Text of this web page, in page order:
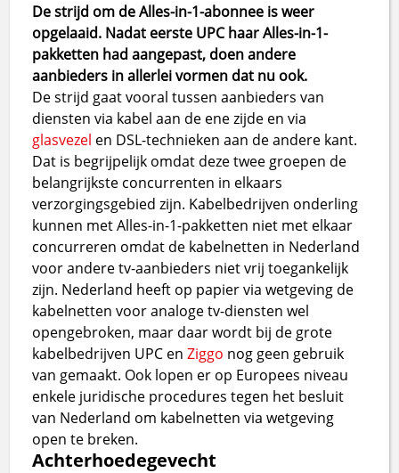
De strijd om de Alles-in-1-abonnee is weer
opgelaaid. Nadat eerste UPC haar Alles-in-1-
pakketten had aangepast, doen andere
aanbieders in allerlei vormen dat nu ook.
De strijd gaat vooral tussen aanbieders van
diensten via kabel aan de ene zijde en via
glasvezel en DSL-technieken aan de andere kant.
Dat is begrijpelijk omdat deze twee groepen de
belangrijkste concurrenten in elkaars
verzorgingsgebied zijn. Kabelbedrijven onderling
kunnen met Alles-in-1-pakketten niet met elkaar
concurreren omdat de kabelnetten in Nederland
voor andere tv-aanbieders niet vrij toegankelijk
zijn. Nederland heeft op papier via wetgeving de
kabelnetten voor analoge tv-diensten wel
opengebroken, maar daar wordt bij de grote
kabelbedrijven UPC enZiggo nog geen gebruik
van gemaakt. Ook lopen er op Europees niveau
enkele juridische procedures tegen het besluit
van Nederland om kabelnetten via wetgeving
open te breken.
Achterhoedegevecht